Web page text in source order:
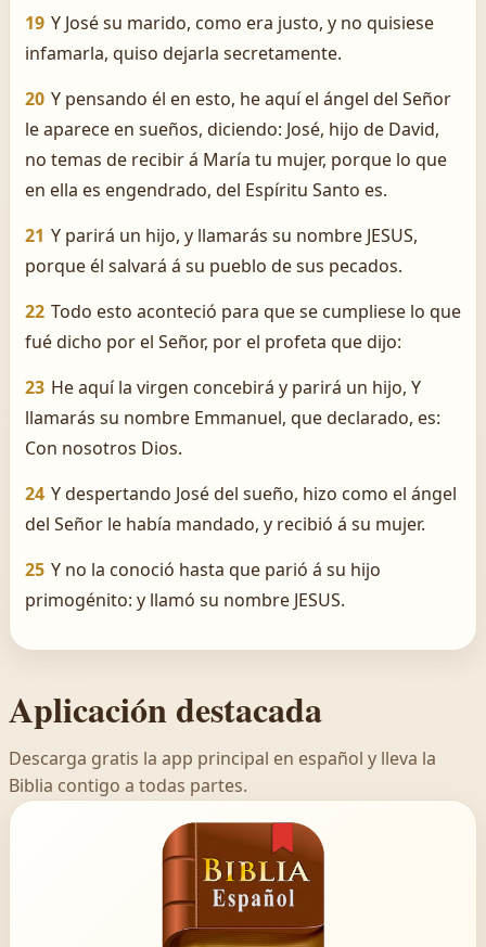
19 Y José su marido, como era justo, y no quisiese
infamarla, quiso dejarla secretamente.
20 Y pensando él en esto, he aquí el ángel del Señor
le aparece en sueños, diciendo: José, hijo de David,
no temas de recibir á María tu mujer, porque lo que
en ella es engendrado, del Espíritu Santo es.
21 Y parirá un hijo, y llamarás su nombre JESUS,
porque él salvará á su pueblo de sus pecados.
22 Todo esto aconteció para que se cumpliese lo que
fué dicho por el Señor, por el profeta que dijo:
23 He aquí la virgen concebirá y parirá un hijo, Y
llamarás su nombre Emmanuel, que declarado, es:
Con nosotros Dios.
24 Y despertando José del sueño, hizo como el ángel
del Señor le había mandado, y recibió á su mujer.
25 Y no la conoció hasta que parió á su hijo
primogénito: y llamó su nombre JESUS.
Aplicación destacada
Descarga gratis la app principal en español y lleva la
Biblia contigo a todas partes.